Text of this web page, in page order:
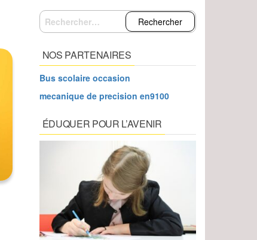
Rechercher :
NOS PARTENAIRES
Bus scolaire occasion
mecanique de precision en9100
ÉDUQUER POUR L’AVENIR